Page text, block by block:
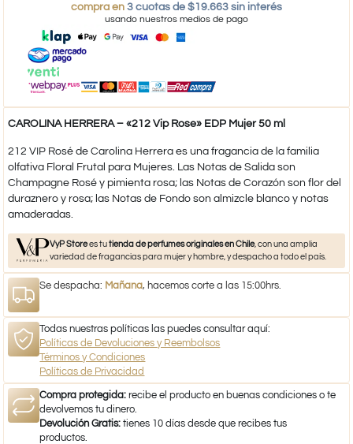
compra en 3 cuotas de $19.663 sin interés
usando nuestros medios de pago
CAROLINA HERRERA – «212 Vip Rose» EDP Mujer 50 ml
212 VIP Rosé de Carolina Herrera es una fragancia de la familia
olfativa Floral Frutal para Mujeres. Las Notas de Salida son
Champagne Rosé y pimienta rosa; las Notas de Corazón son flor del
duraznero y rosa; las Notas de Fondo son almizcle blanco y notas
amaderadas.
VyP Storees tutienda de perfumes originales en Chile, con una amplia
variedad de fragancias para mujer y hombre, y despacho a todo el país.
Se despacha: Mañana, hacemos corte a las 15:00hrs.
Todas nuestras políticas las puedes consultar aquí:
Políticas de Devoluciones y Reembolsos
Términos y Condiciones
Políticas de Privacidad
Compra protegida: recibe el producto en buenas condiciones o te
devolvemos tu dinero.
Devolución Gratis: tienes 10 días desde que recibes tus
productos.